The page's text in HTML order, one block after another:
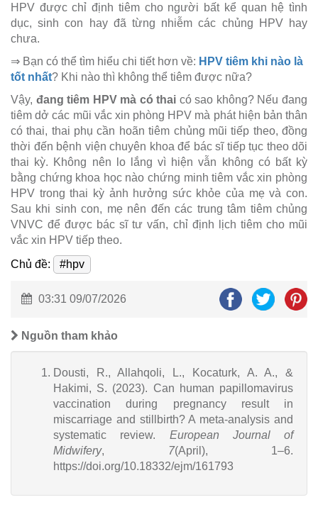
HPV được chỉ định tiêm cho người bất kể quan hệ tình
dục, sinh con hay đã từng nhiễm các chủng HPV hay
chưa.
⇒ Bạn có thể tìm hiểu chi tiết hơn về: HPV tiêm khi nào là
tốt nhất? Khi nào thì không thể tiêm được nữa?
Vậy, đang tiêm HPV mà có thai có sao không? Nếu đang
tiêm dở các mũi vắc xin phòng HPV mà phát hiện bản thân
có thai, thai phụ cần hoãn tiêm chủng mũi tiếp theo, đồng
thời đến bệnh viện chuyên khoa để bác sĩ tiếp tục theo dõi
thai kỳ. Không nên lo lắng vì hiện vẫn không có bất kỳ
bằng chứng khoa học nào chứng minh tiêm vắc xin phòng
HPV trong thai kỳ ảnh hưởng sức khỏe của mẹ và con.
Sau khi sinh con, mẹ nên đến các trung tâm tiêm chủng
VNVC để được bác sĩ tư vấn, chỉ định lịch tiêm cho mũi
vắc xin HPV tiếp theo.
Chủ đề:
#hpv
03:31 09/07/2026
Nguồn tham khảo
Dousti, R., Allahqoli, L., Kocaturk, A. A., &
Hakimi, S. (2023). Can human papillomavirus
vaccination during pregnancy result in
miscarriage and stillbirth? A meta-analysis and
systematic review. European Journal of
Midwifery, 7(April), 1–6.
https://doi.org/10.18332/ejm/161793